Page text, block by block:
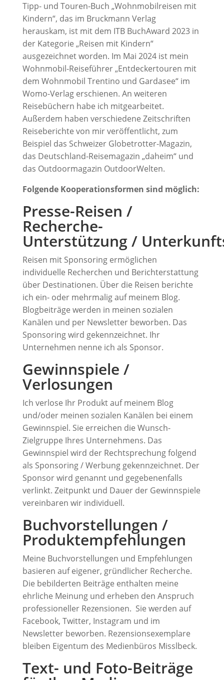
Tipp- und Touren-Buch „Wohnmobilreisen mit
Kindern“, das im Bruckmann Verlag
herauskam, ist mit dem ITB BuchAward 2023 in
der Kategorie „Reisen mit Kindern“
ausgezeichnet worden. Im Mai 2024 ist mein
Wohnmobil-Reiseführer „Entdeckertouren mit
dem Wohnmobil Trentino und Gardasee“ im
Womo-Verlag erschienen. An weiteren
Reisebüchern habe ich mitgearbeitet.
Außerdem haben verschiedene Zeitschriften
Reiseberichte von mir veröffentlicht, zum
Beispiel das Schweizer Globetrotter-Magazin,
das Deutschland-Reisemagazin „daheim“ und
das Outdoormagazin OutdoorWelten.
Folgende Kooperationsformen sind möglich:
Presse-Reisen /
Recherche-
Unterstützung /
Reisen mit Sponsoring ermöglichen
individuelle Recherchen und Berichterstattung
über Destinationen. Über die Reisen berichte
ich ein- oder mehrmalig auf meinem Blog.
Blogbeiträge werden in meinen sozialen
Kanälen und per Newsletter beworben. Das
Sponsoring wird gekennzeichnet. Ihr
Unternehmen nenne ich als Sponsor.
Gewinnspiele /
Verlosungen
Ich verlose Ihr Produkt auf meinem Blog
und/oder meinen sozialen Kanälen bei einem
Gewinnspiel. Sie erreichen die Wunsch-
Zielgruppe Ihres Unternehmens. Das
Gewinnspiel wird der Rechtsprechung folgend
als Sponsoring / Werbung gekennzeichnet. Der
Sponsor wird genannt und gegebenenfalls
verlinkt. Zeitpunkt und Dauer der Gewinnspiele
vereinbaren wir individuell.
Buchvorstellungen /
Produktempfehlungen
Meine Buchvorstellungen und Empfehlungen
basieren auf eigener, gründlicher Recherche.
Die bebilderten Beiträge enthalten meine
ehrliche Meinung und erheben den Anspruch
professioneller Rezensionen. Sie werden auf
Facebook, Twitter, Instagram und im
Newsletter beworben. Rezensionsexemplare
bleiben Eigentum des Medienbüros Misslbeck.
Text- und Foto-Beiträge